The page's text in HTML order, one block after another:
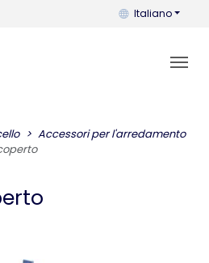
Puoi cambiare
Italiano
Accessori per l'arredamento